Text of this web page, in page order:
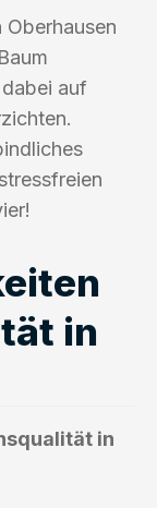
auf
in
in